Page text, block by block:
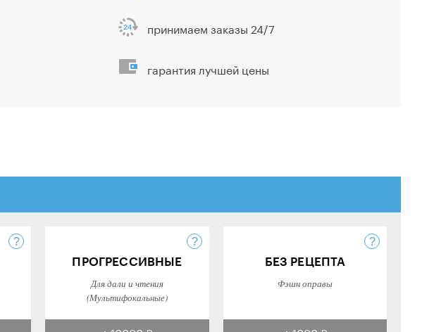
принимаем заказы 24/7
гарантия лучшей цены
ПРОГРЕССИВНЫЕ
Для дали и чтения
(Мультифокальные)
БЕЗ РЕЦЕПТА
Фэшн оправы